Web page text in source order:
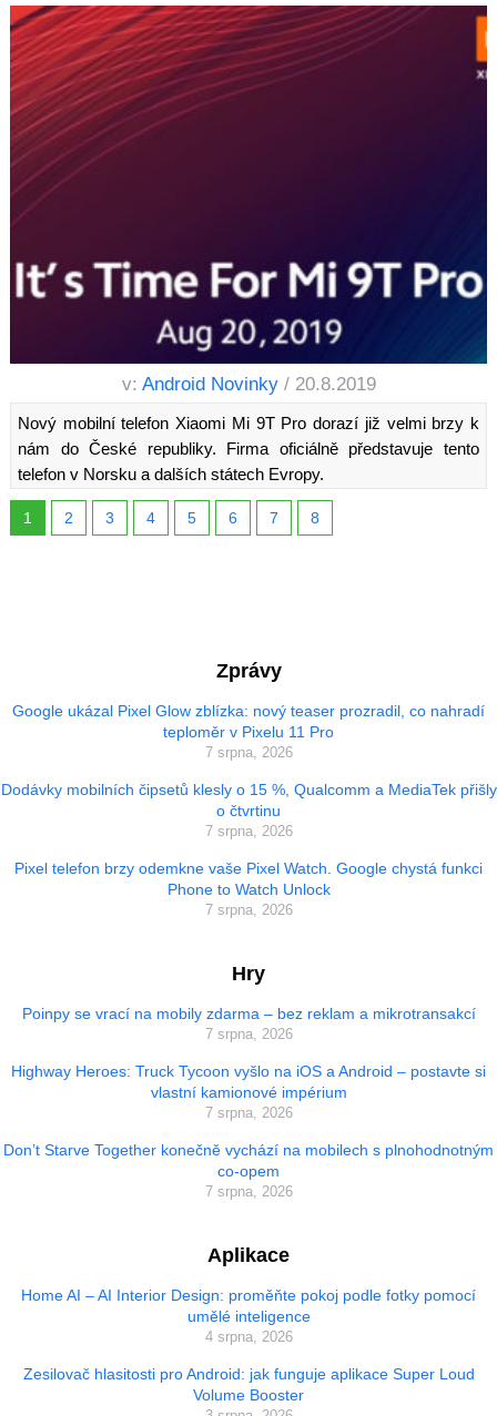
v: Android Novinky / 20.8.2019
Nový mobilní telefon Xiaomi Mi 9T Pro dorazí již velmi brzy k
nám do České republiky. Firma oficiálně představuje tento
telefon v Norsku a dalších státech Evropy.
1 2 3 4 5 6 7 8
Zprávy
Google ukázal Pixel Glow zblízka: nový teaser prozradil, co nahradí
teploměr v Pixelu 11 Pro
7 srpna, 2026
Dodávky mobilních čipsetů klesly o 15 %, Qualcomm a MediaTek přišly
o čtvrtinu
7 srpna, 2026
Pixel telefon brzy odemkne vaše Pixel Watch. Google chystá funkci
Phone to Watch Unlock
7 srpna, 2026
Hry
Poinpy se vrací na mobily zdarma – bez reklam a mikrotransakcí
7 srpna, 2026
Highway Heroes: Truck Tycoon vyšlo na iOS a Android – postavte si
vlastní kamionové impérium
7 srpna, 2026
Don’t Starve Together konečně vychází na mobilech s plnohodnotným
co-opem
7 srpna, 2026
Aplikace
Home AI – AI Interior Design: proměňte pokoj podle fotky pomocí
umělé inteligence
4 srpna, 2026
Zesilovač hlasitosti pro Android: jak funguje aplikace Super Loud
Volume Booster